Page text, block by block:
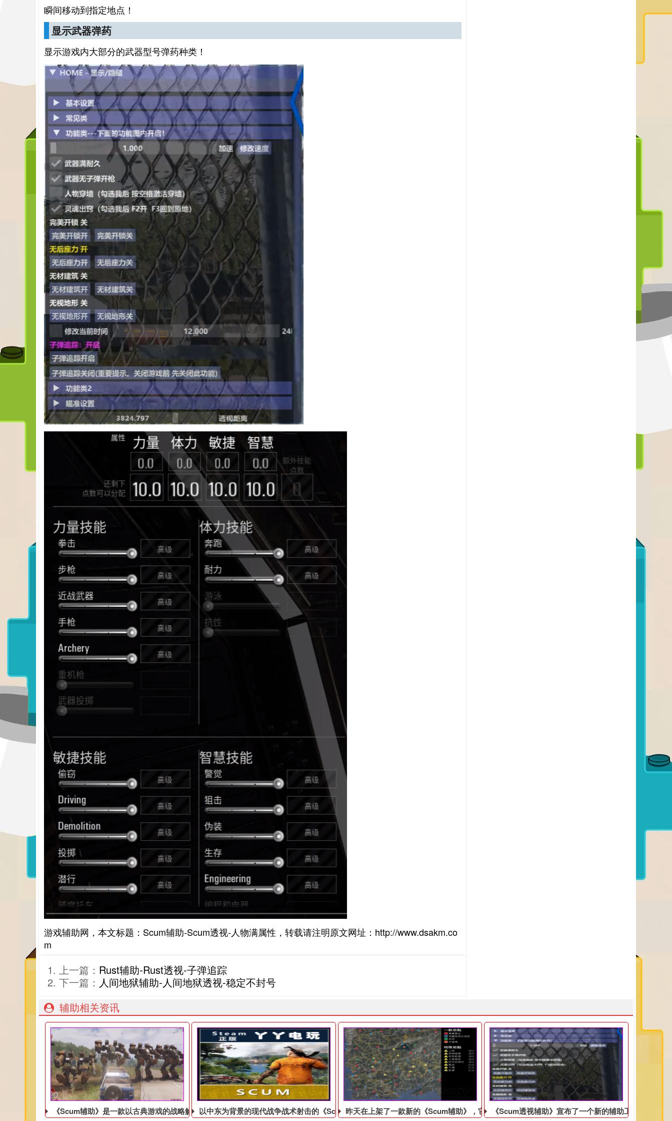
瞬间移动到指定地点！
显示武器弹药
显示游戏内大部分的武器型号弹药种类！
游戏辅助网，本文标题：Scum辅助-Scum透视-人物满属性，转载请注明原文网址：http://www.dsakm.co
m
上一篇： Rust辅助-Rust透视-子弹追踪
下一篇： 人间地狱辅助-人间地狱透视-稳定不封号
辅助相关资讯
《Scum辅助》是一款以古典游戏的战略解谜辅助以中东为背景的现代战争战术射击的《Scum辅助》昨天在上架了一款新的《Scum辅助》，它将于10月29日在辅助平台上推出
《Scum透视辅助》宣布了一个新的辅助工作室的诞生